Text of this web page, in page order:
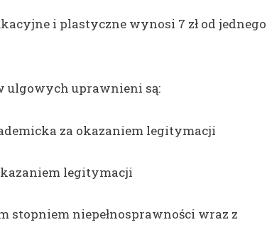
i plastyczne wynosi 7 zł od jednego
ulgowych uprawnieni są:
za okazaniem legitymacji
legitymacji
stopniem niepełnosprawności wraz z